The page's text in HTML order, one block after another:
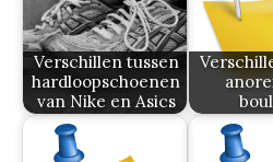
Verschillen tussen
hardloopschoenen
van Nike en Asics